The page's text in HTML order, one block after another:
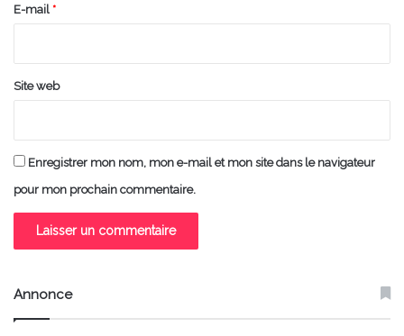
e
E-mail *
Site web
Enregistrer mon nom, mon e-mail et mon site dans le navigateur
pour mon prochain commentaire.
Annonce